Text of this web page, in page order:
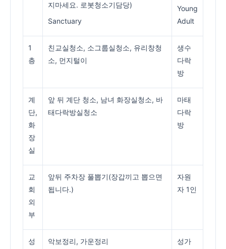
지마세요. 로봇청소기담당)
Sanctuary
Young
Adult
1
층
친교실청소, 소그룹실청소, 유리창청
소, 먼지털이
생수
다락
방
계
단,
화
장
실
앞 뒤 계단 청소, 남녀 화장실청소, 바
태다락방실청소
마태
다락
방
교
회
외
부
앞뒤 주차장 풀뽑기(장갑끼고 뽑으면
됩니다.)
자원
자 1인
성
악보정리, 가운정리
성가